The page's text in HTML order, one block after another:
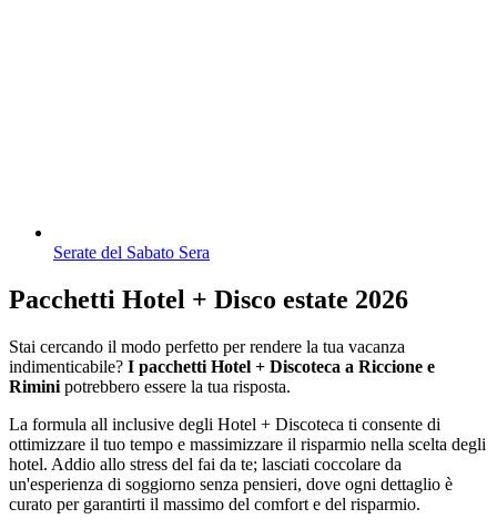
Serate del Sabato Sera
Pacchetti Hotel + Disco estate 2026
Stai cercando il modo perfetto per rendere la tua vacanza
indimenticabile? I pacchetti Hotel + Discoteca a Riccione e
Rimini potrebbero essere la tua risposta.
La formula all inclusive degli Hotel + Discoteca ti consente di
ottimizzare il tuo tempo e massimizzare il risparmio nella scelta degli
hotel. Addio allo stress del fai da te; lasciati coccolare da
un'esperienza di soggiorno senza pensieri, dove ogni dettaglio è
curato per garantirti il massimo del comfort e del risparmio.